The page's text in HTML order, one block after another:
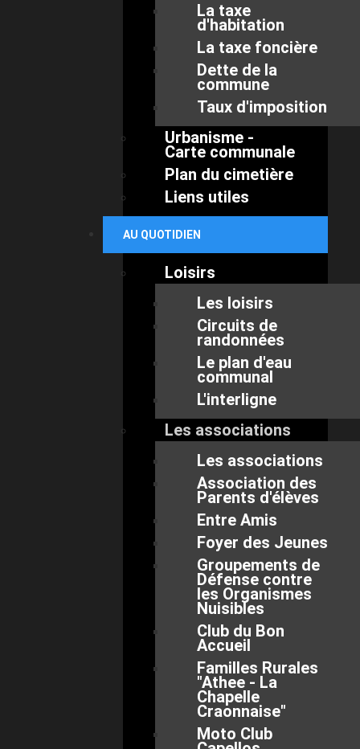
La taxe
d'habitation
La taxe foncière
Dette de la
commune
Taux d'imposition
Urbanisme -
Carte communale
Plan du cimetière
Liens utiles
AU QUOTIDIEN
Loisirs
Les loisirs
Circuits de
randonnées
Le plan d'eau
communal
L'interligne
Les associations
Les associations
Association des
Parents d'élèves
Entre Amis
Foyer des Jeunes
Groupements de
Défense contre
les Organismes
Nuisibles
Club du Bon
Accueil
Familles Rurales
"Athee - La
Chapelle
Craonnaise"
Moto Club